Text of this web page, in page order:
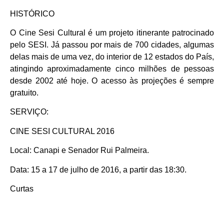
HISTÓRICO
O Cine Sesi Cultural é um projeto itinerante patrocinado
pelo SESI. Já passou por mais de 700 cidades, algumas
delas mais de uma vez, do interior de 12 estados do País,
atingindo aproximadamente cinco milhões de pessoas
desde 2002 até hoje. O acesso às projeções é sempre
gratuito.
SERVIÇO:
CINE SESI CULTURAL 2016
Local: Canapi e Senador Rui Palmeira.
Data: 15 a 17 de julho de 2016, a partir das 18:30.
Curtas